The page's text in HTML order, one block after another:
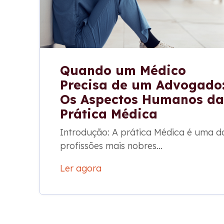
Quando um Médico
Precisa de um
Os Aspectos Humanos da
Prática Médica
Introdução: A prática Médica é uma
profissões mais nobres...
Ler agora